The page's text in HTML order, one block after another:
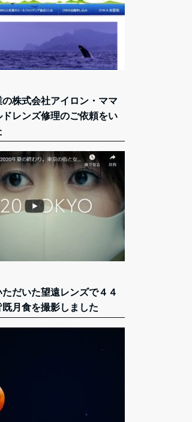
株式会社アイロン・ママ
レンズ修理のご依頼をい
だいた望遠レンズで４４
既月食を撮影しました